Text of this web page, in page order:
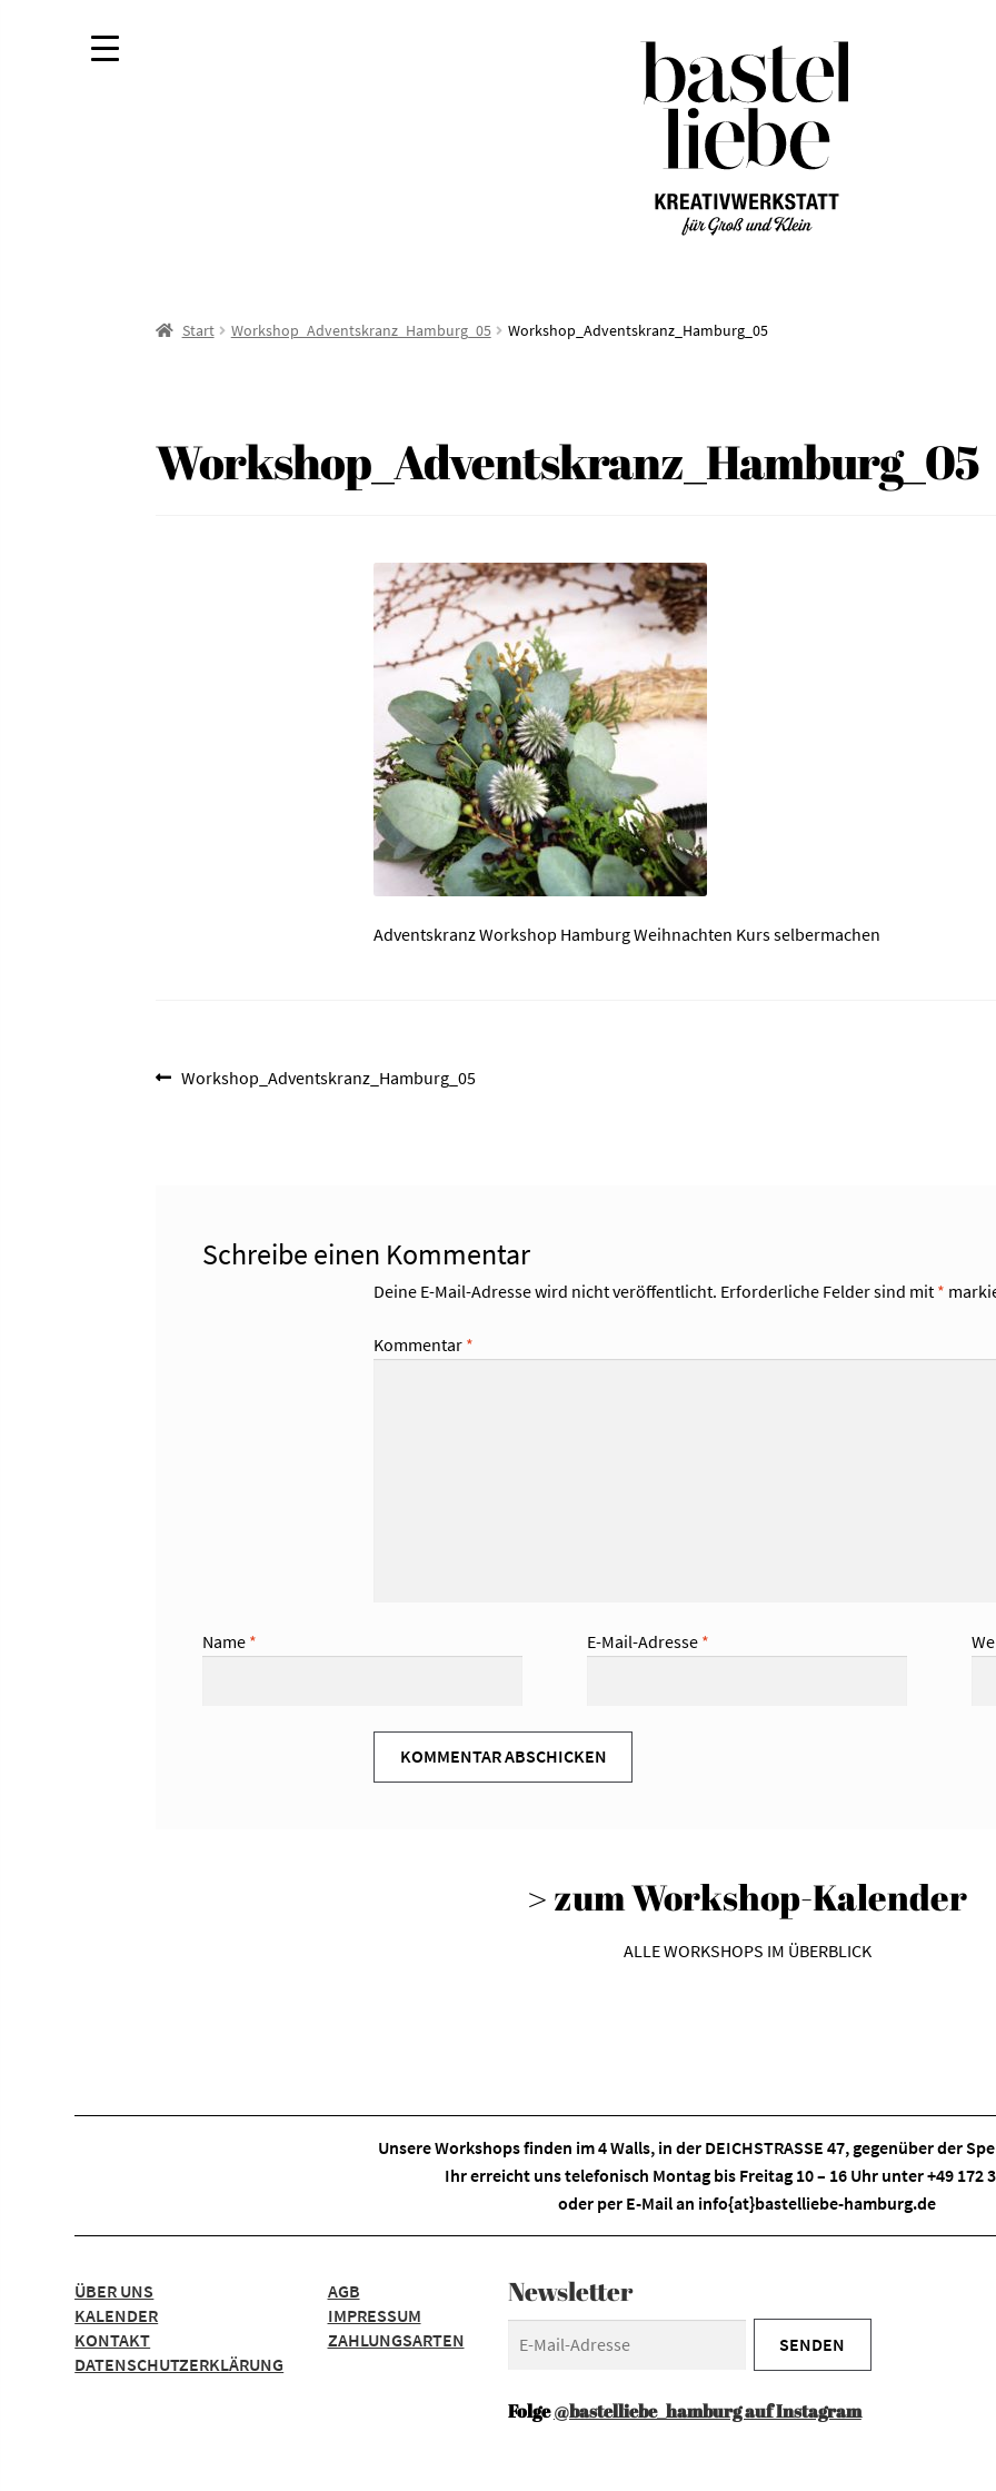
Navigation
springen
Zum
Inhalt
springen
Start Workshop_Adventskranz_Hamburg_05 Workshop_Adventskranz_Hamburg_05
Workshop_Adventskranz_Hamburg_05
Adventskranz Workshop Hamburg Weihnachten Kurs selbermachen
Beitragsnavigation
Vorheriger
Workshop_Adventskranz_Hamburg_05
Schreibe einen Kommentar
Deine E-Mail-Adresse wird nicht veröffentlicht. Erforderliche Felder sind mit *
Kommentar *
Name * E-Mail-Adresse *
> zum Workshop-Kalender
ALLE WORKSHOPS IM ÜBERBLICK
Unsere Workshops finden im4 Walls, in der DEICHSTRASSE 47, gegenüber der
Ihr erreicht uns telefonisch Montag bis Freitag 10 – 16 Uhr unter +49 172
oder per E-Mail an info{at}bastelliebe-hamburg.de
ÜBER UNS
KALENDER
KONTAKT
DATENSCHUTZERKLÄRUNG
AGB
IMPRESSUM
ZAHLUNGSARTEN
Newsletter
Folge@bastelliebe_hamburg auf Instagram